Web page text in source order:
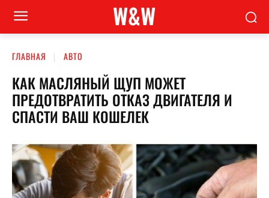
W&W
ГЛАВНАЯ АВТО
КАК МАСЛЯНЫЙ ЩУП МОЖЕТ
ПРЕДОТВРАТИТЬ ОТКАЗ ДВИГАТЕЛЯ И
СПАСТИ ВАШ КОШЕЛЕК